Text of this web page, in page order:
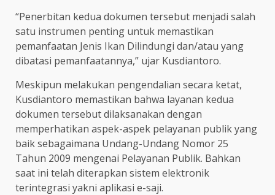
“Penerbitan kedua dokumen tersebut menjadi salah
satu instrumen penting untuk memastikan
pemanfaatan Jenis Ikan Dilindungi dan/atau yang
dibatasi pemanfaatannya,” ujar Kusdiantoro.
Meskipun melakukan pengendalian secara ketat,
Kusdiantoro memastikan bahwa layanan kedua
dokumen tersebut dilaksanakan dengan
memperhatikan aspek-aspek pelayanan publik yang
baik sebagaimana Undang-Undang Nomor 25
Tahun 2009 mengenai Pelayanan Publik. Bahkan
saat ini telah diterapkan sistem elektronik
terintegrasi yakni aplikasi e-saji.